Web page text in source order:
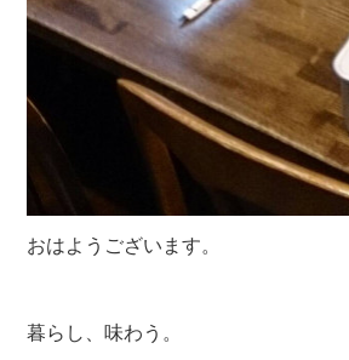
おはようございます。
暮らし、味わう。